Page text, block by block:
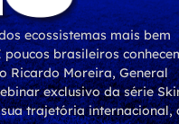
ecossistemas mais bem
brasileiros
Ricardo Moreira, General
exclusivo da série
trajetória internacional,